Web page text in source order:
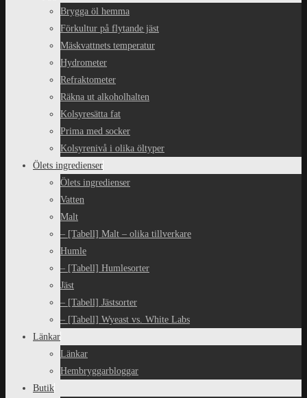
Brygga öl hemma
Förkultur på flytande jäst
Mäskvattnets temperatur
Hydrometer
Refraktometer
Räkna ut alkoholhalten
Kolsyresätta fat
Prima med socker
Kolsyrenivå i olika öltyper
Ölets ingredienser
Ölets ingredienser
Vatten
Malt
– [Tabell] Malt – olika tillverkare
Humle
– [Tabell] Humlesorter
Jäst
– [Tabell] Jästsorter
– [Tabell] Wyeast vs. White Labs
Länkar
Länkar
Hembryggarbloggar
Butik